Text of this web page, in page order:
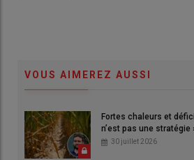
VOUS AIMEREZ AUSSI
Fortes chaleurs et
n’est pas une stratégie
30 juillet 2026